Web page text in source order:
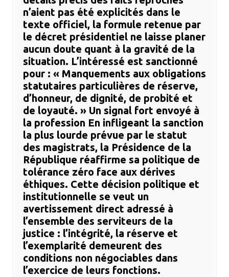
n’aient pas été explicités dans le
texte officiel, la formule retenue par
le décret présidentiel ne laisse planer
aucun doute quant à la gravité de la
situation. L’intéressé est sanctionné
pour : ​« Manquements aux obligations
statutaires particulières de réserve,
d’honneur, de dignité, de probité et
de loyauté. » ​Un signal fort envoyé à
la profession ​En infligeant la sanction
la plus lourde prévue par le statut
des magistrats, la Présidence de la
République réaffirme sa politique de
tolérance zéro face aux dérives
éthiques. Cette décision politique et
institutionnelle se veut un
avertissement direct adressé à
l’ensemble des serviteurs de la
justice : l’intégrité, la réserve et
l’exemplarité demeurent des
conditions non négociables dans
l’exercice de leurs fonctions.